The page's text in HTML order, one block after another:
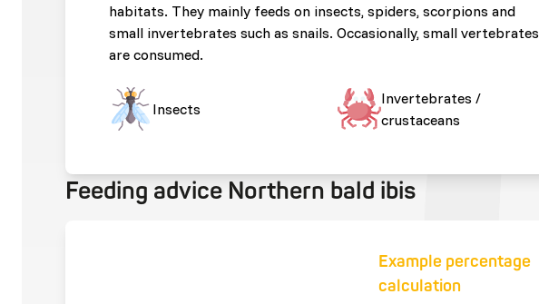
habitats. They mainly feeds on insects, spiders, scorpions and
small invertebrates such as snails. Occasionally, small vertebrates
are consumed.
Insects
Invertebrates /
crustaceans
Feeding advice Northern bald ibis
Example percentage
calculation